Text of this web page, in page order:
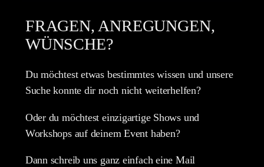
FRAGEN, ANREGUNGEN,
WÜNSCHE?
Du möchtest etwas bestimmtes wissen und unsere
Suche konnte dir noch nicht weiterhelfen?
Oder du möchtest einzigartige Shows und
Workshops auf deinem Event haben?
Dann schreib uns ganz einfach eine Mail